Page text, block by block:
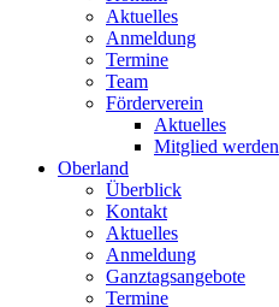
Aktuelles
Anmeldung
Termine
Team
Förderverein
Aktuelles
Mitglied werden
Oberland
Überblick
Kontakt
Aktuelles
Anmeldung
Ganztagsangebote
Termine